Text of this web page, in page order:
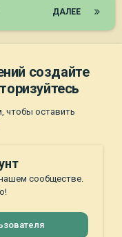
ДАЛЕЕ
создайте
чтобы оставить
сообществе.